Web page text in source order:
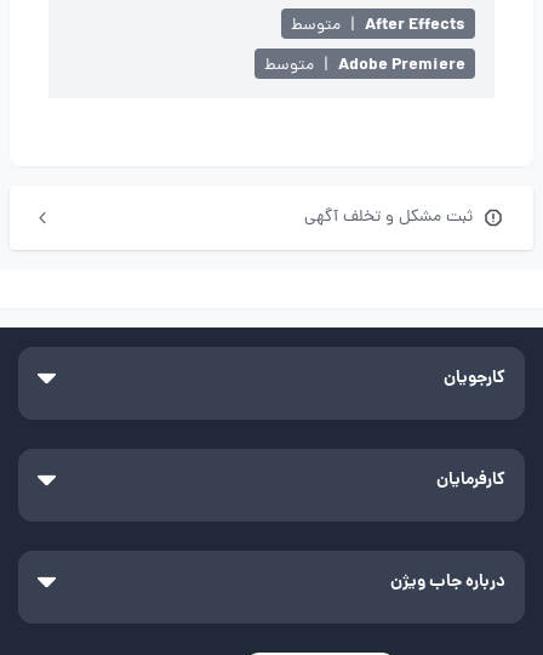
After Effects
| متوسط
Adobe Premiere
| متوسط
ثبت مشکل و تخلف آگهی
کارجویان
کارفرمایان
درباره جاب ویژن